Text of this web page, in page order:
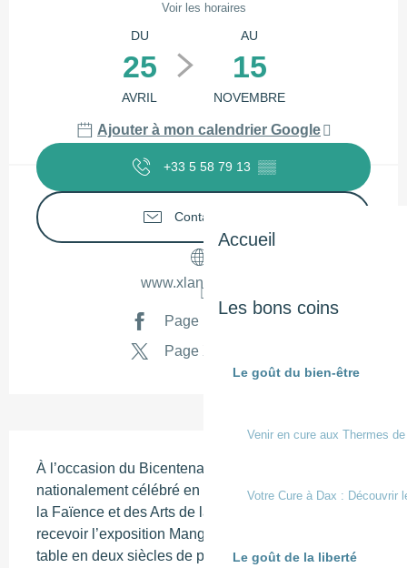
Accueil
Les bons coins
Le goût du bien-être
Venir en cure aux Thermes
Votre Cure à Dax : Découvrir
Le goût de la liberté
Voir les horaires
DU
25
AVRIL
AU
15
NOVEMBRE
Ajouter à mon calendrier Google
+33 5 58 79 13 ▒▒
Contactez-nous
www.xlandes-info.fr
Page Facebook
Page X
À l’occasion du Bicentenaire de la Photographie
nationalement célébré en 2026-2027, le Musée de
la Faïence et des Arts de la table a l’honneur de
recevoir l’exposition Manger à l’œil. Les Français à
table en deux siècles de photos, présentée en 2018